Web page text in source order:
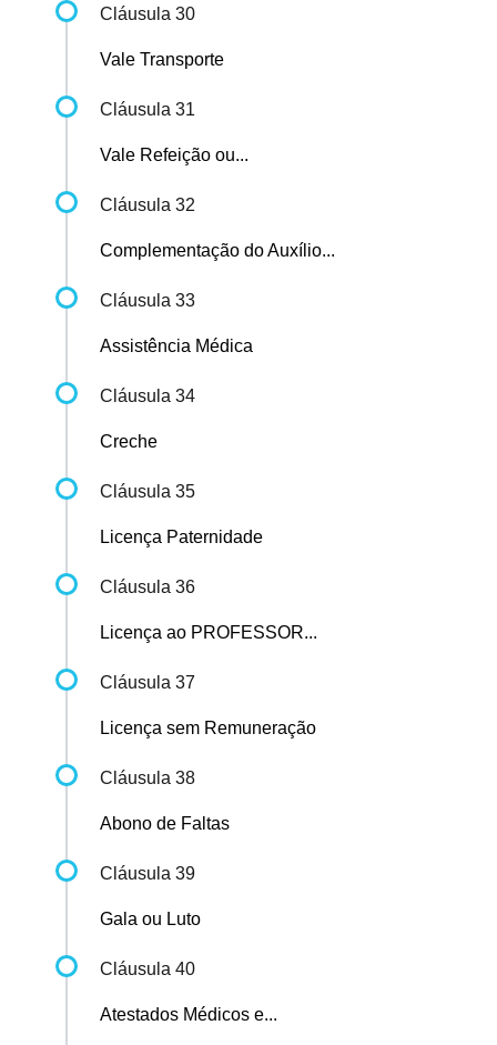
Cláusula 30
Vale Transporte
Cláusula 31
Vale Refeição ou...
Cláusula 32
Complementação do Auxílio...
Cláusula 33
Assistência Médica
Cláusula 34
Creche
Cláusula 35
Licença Paternidade
Cláusula 36
Licença ao PROFESSOR...
Cláusula 37
Licença sem Remuneração
Cláusula 38
Abono de Faltas
Cláusula 39
Gala ou Luto
Cláusula 40
Atestados Médicos e...